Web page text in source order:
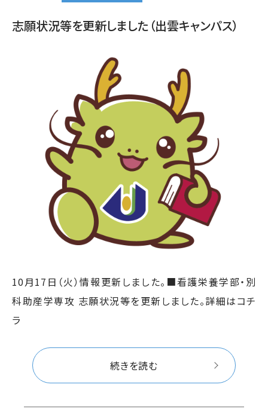
志願状況等を更新しました（出雲キャンパス）
10月17日（火）情報更新しました。■看護栄養学部・別
科助産学専攻 志願状況等を更新しました。詳細はコチ
ラ
続きを読む